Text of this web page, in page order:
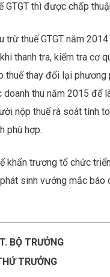
GTGT thì được chấp
trừ thuế GTGT năm
thanh tra, kiểm tra cơ
thuế thay đổi lại phương
thu năm 2015 để
nộp thuế rà soát tính
phù hợp.
khẩn trương tổ chức
sinh vướng mắc báo
BỘ TRƯỞNG
TRƯỞNG